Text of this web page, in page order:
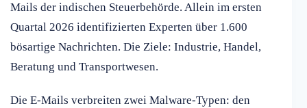
Mails der indischen Steuerbehörde. Allein im ersten
Quartal 2026 identifizierten Experten über 1.600
bösartige Nachrichten. Die Ziele: Industrie, Handel,
Beratung und Transportwesen.
Die E-Mails verbreiten zwei Malware-Typen: den